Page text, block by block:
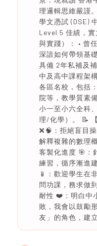
理邏輯思維嚴謹
學文憑試 (DSE)
Level 5 佳績，
與實踐）： • 曾
深諳如何帶領基
具備 2年私補及
中及高中課程架
各區名校，包括
院等，教學質素
小一至小六全科
理/化學）。 📝
❌🧠：拒絕盲目
解釋複雜的數理
客製化進度 🎯：
練習，循序漸進
📱：歡迎學生在
問功課，務求做
耐性 ❤️：明白中
敗，我會以鼓勵
友」的角色，建